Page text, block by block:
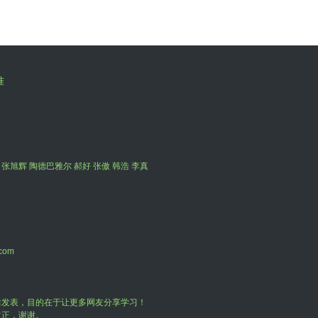
旭辉 陶德巴雅尔 郝好 张傲 韩浩 李真
表，目的在于让更多网友分享学习！
，谢谢。